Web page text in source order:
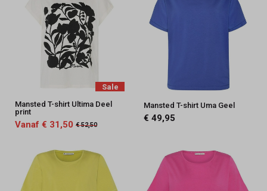
Sale
Mansted T-shirt Ultima Deel
print
Vanaf € 31,50 € 52,50
Mansted T-shirt Uma Geel
€ 49,95